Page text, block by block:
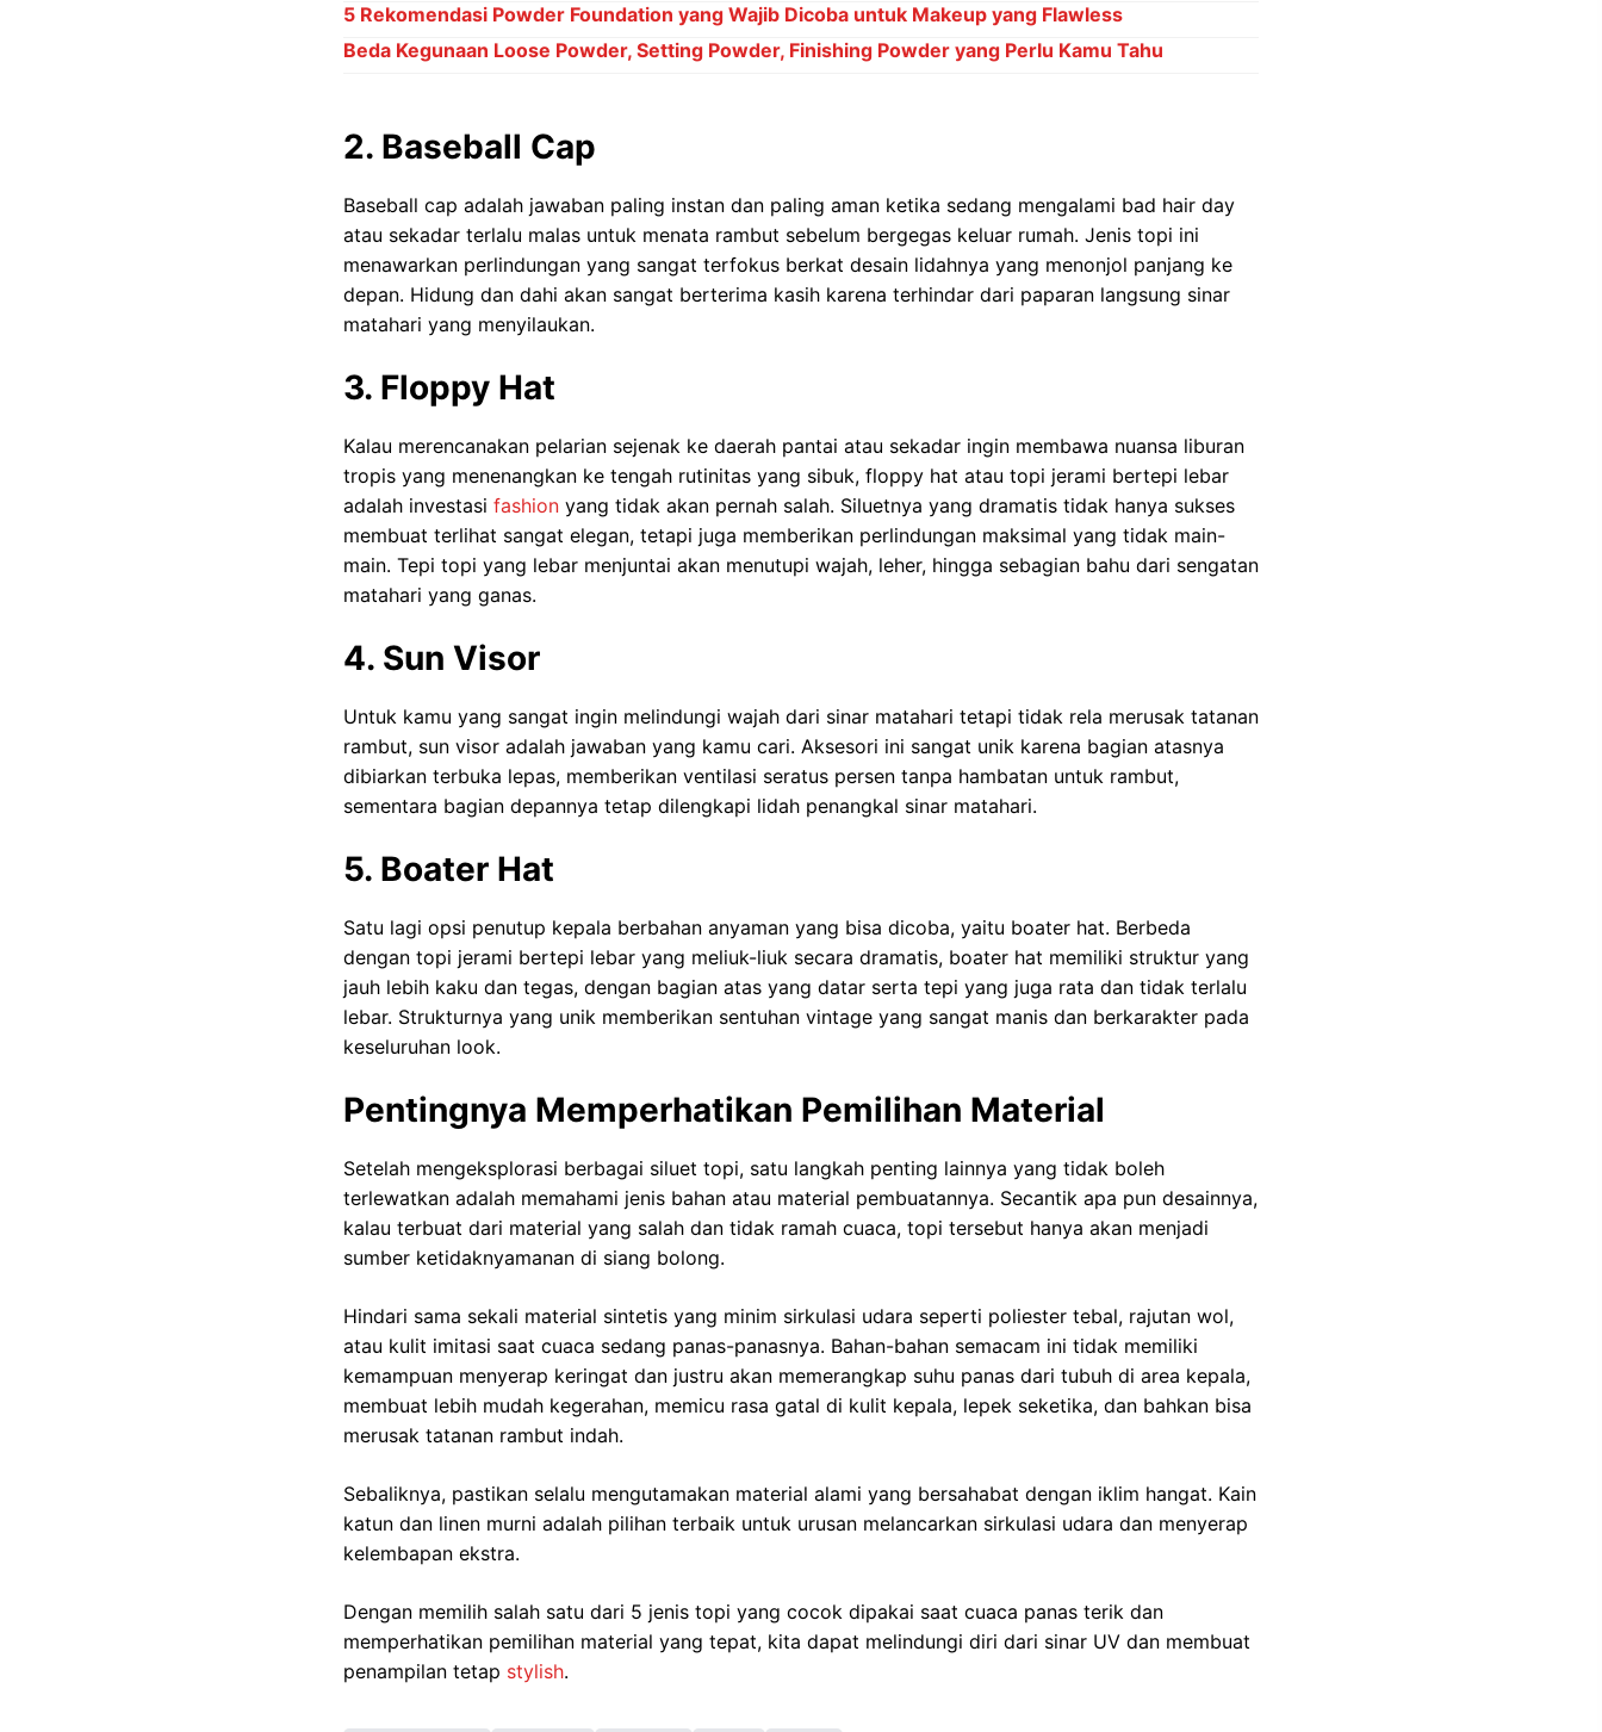
5 Rekomendasi Powder Foundation yang Wajib Dicoba untuk Makeup yang Flawless
Beda Kegunaan Loose Powder, Setting Powder, Finishing Powder yang Perlu Kamu Tahu
2. Baseball Cap
Baseball cap adalah jawaban paling instan dan paling aman ketika sedang mengalami bad hair day
atau sekadar terlalu malas untuk menata rambut sebelum bergegas keluar rumah. Jenis topi ini
menawarkan perlindungan yang sangat terfokus berkat desain lidahnya yang menonjol panjang ke
depan. Hidung dan dahi akan sangat berterima kasih karena terhindar dari paparan langsung sinar
matahari yang menyilaukan.
3. Floppy Hat
Kalau merencanakan pelarian sejenak ke daerah pantai atau sekadar ingin membawa nuansa liburan
tropis yang menenangkan ke tengah rutinitas yang sibuk, floppy hat atau topi jerami bertepi lebar
adalah investasi fashion yang tidak akan pernah salah. Siluetnya yang dramatis tidak hanya sukses
membuat terlihat sangat elegan, tetapi juga memberikan perlindungan maksimal yang tidak main-
main. Tepi topi yang lebar menjuntai akan menutupi wajah, leher, hingga sebagian bahu dari sengatan
matahari yang ganas.
4. Sun Visor
Untuk kamu yang sangat ingin melindungi wajah dari sinar matahari tetapi tidak rela merusak tatanan
rambut, sun visor adalah jawaban yang kamu cari. Aksesori ini sangat unik karena bagian atasnya
dibiarkan terbuka lepas, memberikan ventilasi seratus persen tanpa hambatan untuk rambut,
sementara bagian depannya tetap dilengkapi lidah penangkal sinar matahari.
5. Boater Hat
Satu lagi opsi penutup kepala berbahan anyaman yang bisa dicoba, yaitu boater hat. Berbeda
dengan topi jerami bertepi lebar yang meliuk-liuk secara dramatis, boater hat memiliki struktur yang
jauh lebih kaku dan tegas, dengan bagian atas yang datar serta tepi yang juga rata dan tidak terlalu
lebar. Strukturnya yang unik memberikan sentuhan vintage yang sangat manis dan berkarakter pada
keseluruhan look.
Pentingnya Memperhatikan Pemilihan Material
Setelah mengeksplorasi berbagai siluet topi, satu langkah penting lainnya yang tidak boleh
terlewatkan adalah memahami jenis bahan atau material pembuatannya. Secantik apa pun desainnya,
kalau terbuat dari material yang salah dan tidak ramah cuaca, topi tersebut hanya akan menjadi
sumber ketidaknyamanan di siang bolong.
Hindari sama sekali material sintetis yang minim sirkulasi udara seperti poliester tebal, rajutan wol,
atau kulit imitasi saat cuaca sedang panas-panasnya. Bahan-bahan semacam ini tidak memiliki
kemampuan menyerap keringat dan justru akan memerangkap suhu panas dari tubuh di area kepala,
membuat lebih mudah kegerahan, memicu rasa gatal di kulit kepala, lepek seketika, dan bahkan bisa
merusak tatanan rambut indah.
Sebaliknya, pastikan selalu mengutamakan material alami yang bersahabat dengan iklim hangat. Kain
katun dan linen murni adalah pilihan terbaik untuk urusan melancarkan sirkulasi udara dan menyerap
kelembapan ekstra.
Dengan memilih salah satu dari 5 jenis topi yang cocok dipakai saat cuaca panas terik dan
memperhatikan pemilihan material yang tepat, kita dapat melindungi diri dari sinar UV dan membuat
penampilan tetap stylish.